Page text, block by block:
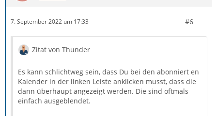
7. September 2022 um 17:33 #6
Zitat von Thunder
Es kann schlichtweg sein, dass Du bei den abonniert en
Kalender in der linken Leiste anklicken musst, dass die
dann überhaupt angezeigt werden. Die sind oftmals
einfach ausgeblendet.